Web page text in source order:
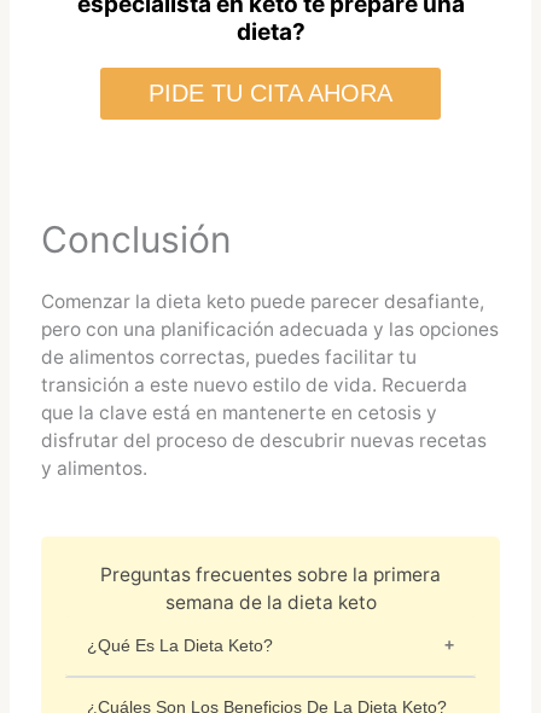
dieta?
PIDE TU CITA AHORA
Conclusión
Comenzar la dieta keto puede parecer desafiante,
pero con una planificación adecuada y las opciones
de alimentos correctas, puedes facilitar tu
transición a este nuevo estilo de vida. Recuerda
que la clave está en mantenerte en cetosis y
disfrutar del proceso de descubrir nuevas recetas
y alimentos.
Preguntas frecuentes sobre la primera
semana de la dieta keto
¿Qué Es La Dieta Keto?
¿Cuáles Son Los Beneficios De La Dieta Keto?